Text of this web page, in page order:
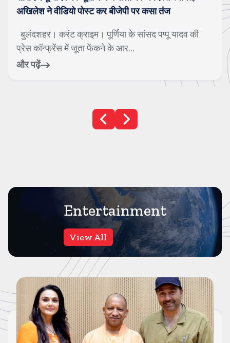
अखिलेश ने वीडियो पोस्ट कर बीजेपी पर कसा तंज
बुलंदशहर। करंट क्राइम। पूर्णिया के सांसद पप्पू यादव की
प्रेस कॉन्फ्रेंस में जूता फेंकने के आर...
और पढ़ें
Entertainment
View All